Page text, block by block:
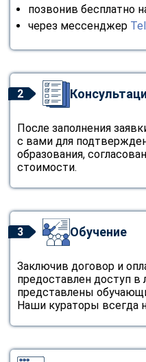
позвонив бесплатно
через мессенджер
2
После заполнения
с вами для
образования,
стоимости.
3 Обучение
Заключив договор и
предоставлен доступ в
представлены
Наши кураторы всегда